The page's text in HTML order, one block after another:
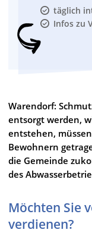
täglich
Infos zu
Warendorf:
entsorgt werden,
entstehen,
Bewohnern
die Gemeinde
des
Möchten Sie
verdienen?